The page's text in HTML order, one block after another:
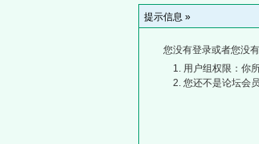
提示信息 »
您没有登录或者您没
用户组权限：你
您还不是论坛会